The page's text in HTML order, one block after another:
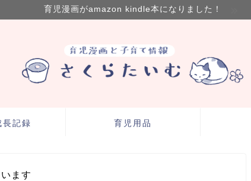
育児漫画がamazon kindle本になりました！
長記録 育児用品
ます